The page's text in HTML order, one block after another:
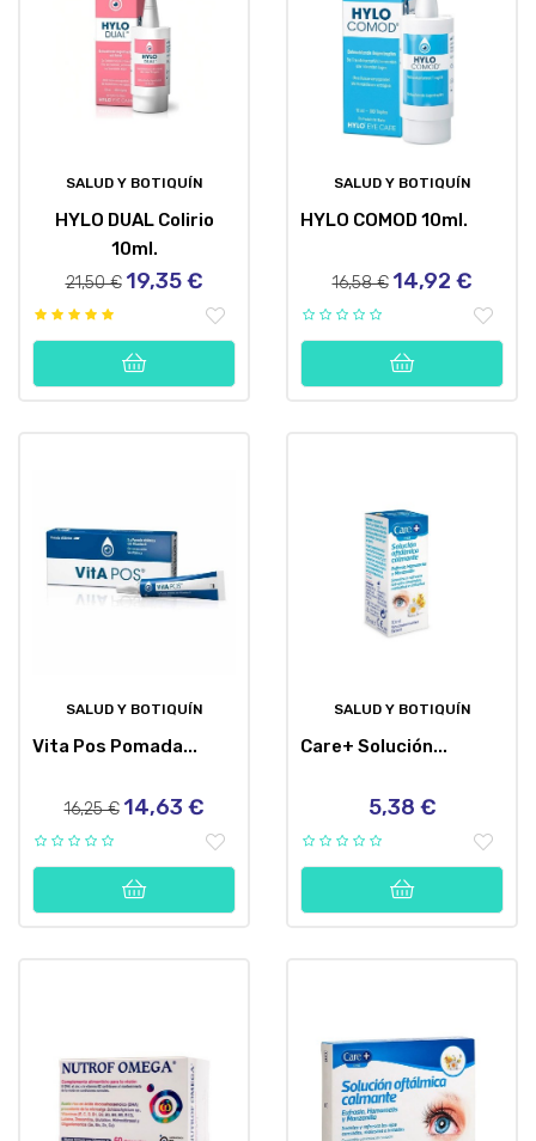
SALUD Y BOTIQUÍN
HYLO DUAL Colirio
10ml.
Precio
21,50 € Precio
19,35 €
SALUD Y BOTIQUÍN
HYLO COMOD 10ml.
Precio
16,58 € Precio
14,92 €
SALUD Y BOTIQUÍN
Vita Pos Pomada...
Precio
16,25 € Precio
14,63 €
SALUD Y BOTIQUÍN
Care+ Solución...
Precio
5,38 €